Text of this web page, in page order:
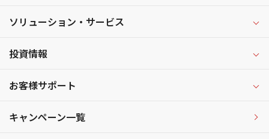
ソリューション・サービス
投資情報
お客様サポート
キャンペーン一覧